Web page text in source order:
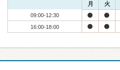
月 火
09:00-12:30
16:00-18:00